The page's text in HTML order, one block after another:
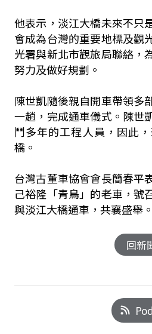
他表示，淡江大橋未來不只
會成為台灣的重要地標及觀
光署與新北市觀旅局聯絡，
努力及做好規劃。
陳世凱隨後親自開車帶領多
一趟，完成通車儀式。陳世
鬥多年的工程人員，因此
橋。
台灣古董車協會會長簡春平
己裕隆「青鳥」的老車，號
與淡江大橋通車，共襄盛舉
回新